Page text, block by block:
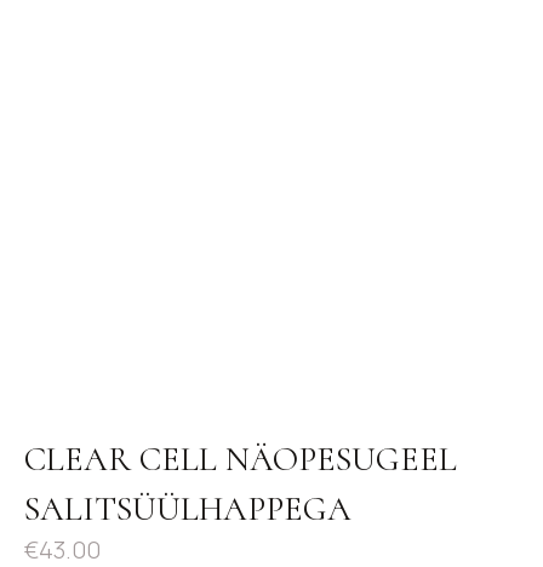
CLEAR CELL NÄOPESUGEEL
SALITSÜÜLHAPPEGA
€43.00